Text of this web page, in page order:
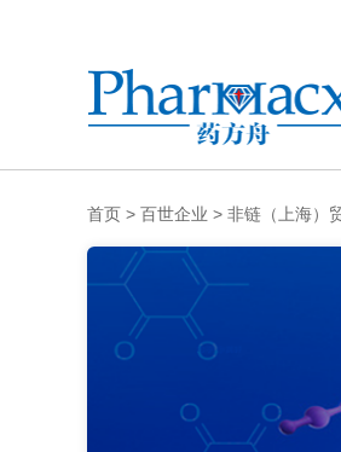
首页 > 百世企业 > 非链（上海）